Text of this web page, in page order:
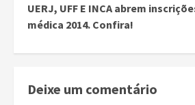
UERJ, UFF E INCA abrem
médica 2014. Confira!
Deixe um comentário